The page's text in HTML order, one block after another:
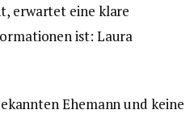
erwartet eine klare
ist: Laura
Ehemann und keine